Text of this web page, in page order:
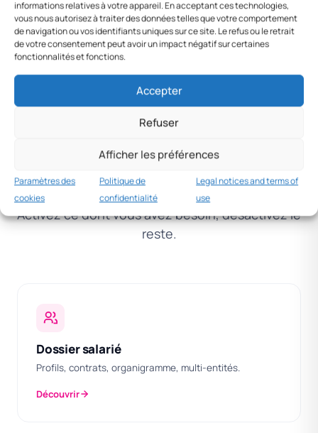
informations relatives à votre appareil. En acceptant ces technologies,
vous nous autorisez à traiter des données telles que votre comportement
de navigation ou vos identifiants uniques sur ce site. Le refus ou le retrait
de votre consentement peut avoir un impact négatif sur certaines
fonctionnalités et fonctions.
Accepter
Refuser
Afficher les préférences
Paramètres des
cookies
Politique de
confidentialité
Legal notices and terms of
use
Modules
Couvrez tout le cycle RH
Activez ce dont vous avez besoin, désactivez le
reste.
Dossier salarié
Profils, contrats, organigramme, multi-entités.
Découvrir